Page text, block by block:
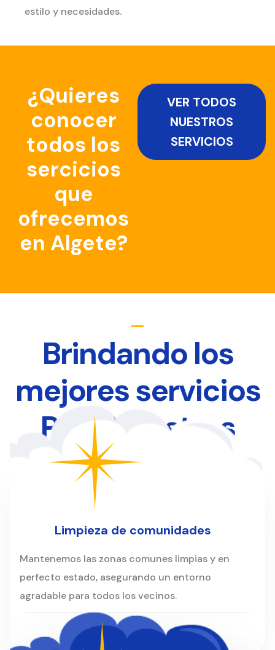
estilo y necesidades.
¿Quieres
conocer
todos los
sercicios
que
ofrecemos
en Algete?
VER TODOS
NUESTROS
SERVICIOS
Brindando los
mejores servicios
Para Nuestros
Clientes
Limpieza de comunidades
Mantenemos las zonas comunes limpias y en
perfecto estado, asegurando un entorno
agradable para todos los vecinos.